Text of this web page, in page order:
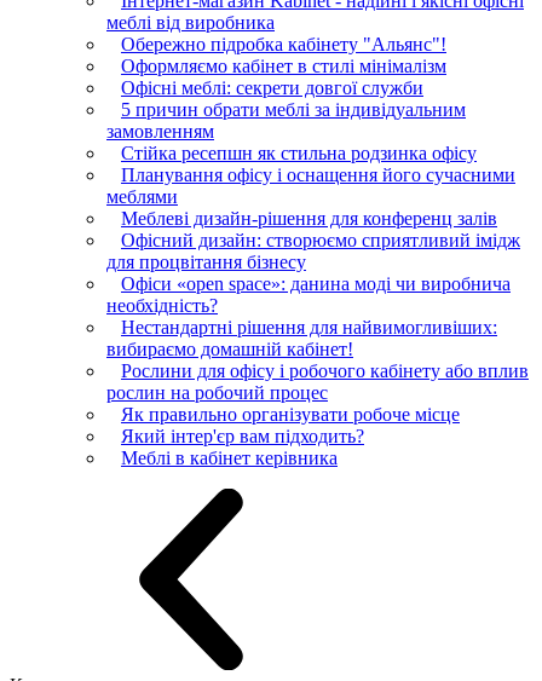
меблі від виробника
Обережно підробка кабінету "Альянс"!
Оформляємо кабінет в стилі мінімалізм
Офісні меблі: секрети довгої служби
5 причин обрати меблі за індивідуальним
замовленням
Стійка ресепшн як стильна родзинка офісу
Планування офісу і оснащення його сучасними
меблями
Меблеві дизайн-рішення для конференц залів
Офісний дизайн: створюємо сприятливий імідж
для процвітання бізнесу
Офіси «open space»: данина моді чи виробнича
необхідність?
Нестандартні рішення для найвимогливіших:
вибираємо домашній кабінет!
Рослини для офісу і робочого кабінету або вплив
рослин на робочий процес
Як правильно організувати робоче місце
Який інтер'єр вам підходить?
Меблі в кабінет керівника